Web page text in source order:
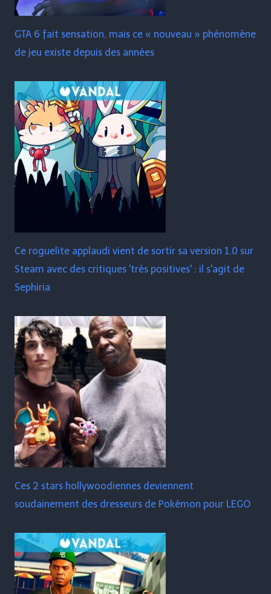
GTA 6 fait sensation, mais ce « nouveau » phénomène
de jeu existe depuis des années
Ce roguelite applaudi vient de sortir sa version 1.0 sur
Steam avec des critiques 'très positives' : il s'agit de
Sephiria
Ces 2 stars hollywoodiennes deviennent
soudainement des dresseurs de Pokémon pour LEGO